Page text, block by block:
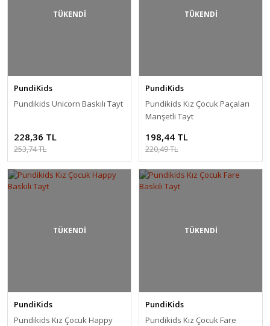
TÜKENDİ
PundiKids
Pundikids Unicorn Baskılı Tayt
228,36 TL
253,74 TL
TÜKENDİ
PundiKids
Pundikids Kız Çocuk Paçaları
Manşetli Tayt
198,44 TL
220,49 TL
TÜKENDİ
PundiKids
Pundikids Kız Çocuk Happy
TÜKENDİ
PundiKids
Pundikids Kız Çocuk Fare